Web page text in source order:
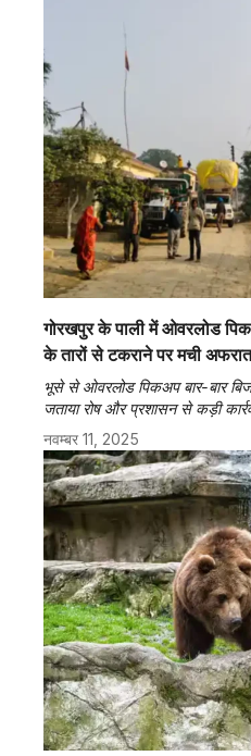
गोरखपुर के पाली में ओवरलोड
के तारों से टकराने पर मची
भूसे से ओवरलोड पिकअप बार-बार
जताया रोष और प्रशासन से कड़ी
नवम्बर 11, 2025